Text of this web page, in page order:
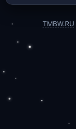
TMBW.RU